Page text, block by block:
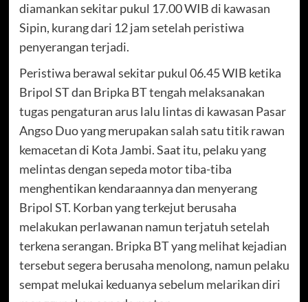
diamankan sekitar pukul 17.00 WIB di kawasan
Sipin, kurang dari 12 jam setelah peristiwa
penyerangan terjadi.
Peristiwa berawal sekitar pukul 06.45 WIB ketika
Bripol ST dan Bripka BT tengah melaksanakan
tugas pengaturan arus lalu lintas di kawasan Pasar
Angso Duo yang merupakan salah satu titik rawan
kemacetan di Kota Jambi. Saat itu, pelaku yang
melintas dengan sepeda motor tiba-tiba
menghentikan kendaraannya dan menyerang
Bripol ST. Korban yang terkejut berusaha
melakukan perlawanan namun terjatuh setelah
terkena serangan. Bripka BT yang melihat kejadian
tersebut segera berusaha menolong, namun pelaku
sempat melukai keduanya sebelum melarikan diri